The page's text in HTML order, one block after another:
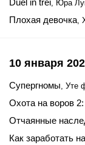
Duel in trei, Юра
Плохая девочка,
10 января
Супергномы, Уте
Охота на воров
Отчаянные
Как заработать